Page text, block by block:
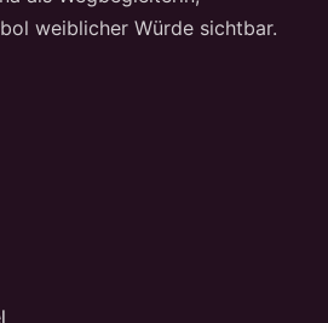
weiblicher Würde sichtbar.